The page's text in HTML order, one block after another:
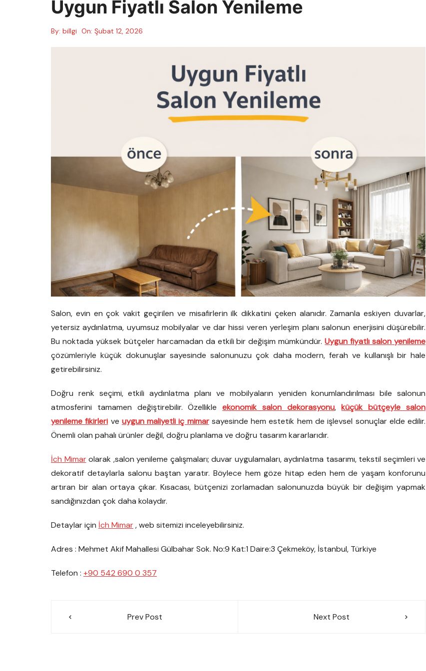
Uygun Fiyatlı Salon Yenileme
By: billgi On: Şubat 12, 2026
Salon, evin en çok vakit geçirilen ve misafirlerin ilk dikkatini çeken alanıdır. Zamanla eskiyen duvarlar,
yetersiz aydınlatma, uyumsuz mobilyalar ve dar hissi veren yerleşim planı salonun enerjisini düşürebilir.
Bu noktada yüksek bütçeler harcamadan da etkili bir değişim mümkündür.Uygun fiyatlı salon yenileme
çözümleriyle küçük dokunuşlar sayesinde salonunuzu çok daha modern, ferah ve kullanışlı bir hale
getirebilirsiniz.
Doğru renk seçimi, etkili aydınlatma planı ve mobilyaların yeniden konumlandırılması bile salonun
atmosferini tamamen değiştirebilir. Özellikleekonomik salon dekorasyonu,küçük bütçeyle salon
yenileme fikirleri ve uygun maliyetli iç mimar sayesinde hem estetik hem de işlevsel sonuçlar elde edilir.
Önemli olan pahalı ürünler değil, doğru planlama ve doğru tasarım kararlarıdır.
İch Mimarolarak ,salon yenileme çalışmaları; duvar uygulamaları, aydınlatma tasarımı, tekstil seçimleri ve
dekoratif detaylarla salonu baştan yaratır. Böylece hem göze hitap eden hem de yaşam konforunu
artıran bir alan ortaya çıkar. Kısacası, bütçenizi zorlamadan salonunuzda büyük bir değişim yapmak
sandığınızdan çok daha kolaydır.
Detaylar için İch Mimar, web sitemizi inceleyebilirsiniz.
Adres : Mehmet Akif Mahallesi Gülbahar Sok. No:9 Kat:1 Daire:3 Çekmeköy, İstanbul, Türkiye
Telefon : +90 542 690 0 357
Prev Post Next Post